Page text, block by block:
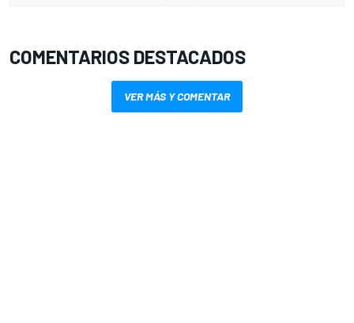
COMENTARIOS DESTACADOS
VER MÁS Y COMENTAR